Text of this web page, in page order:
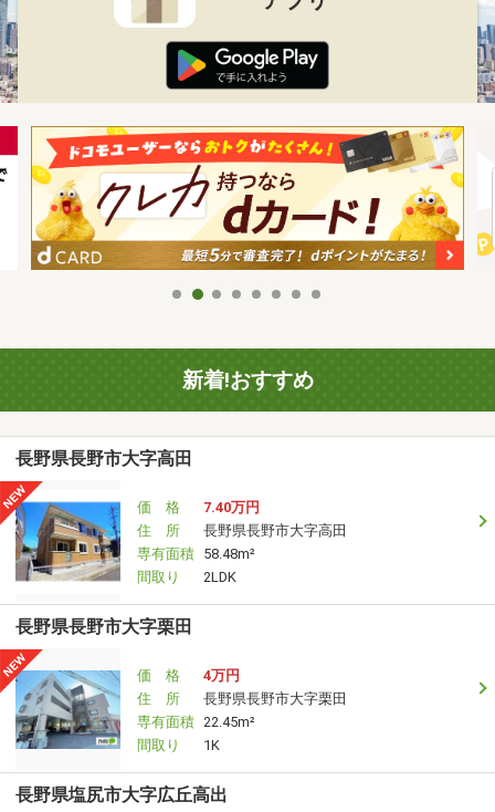
新着!おすすめ
長野県長野市大字高田
価 格
7.40万円
住 所
長野県長野市大字高田
専有面積 58.48m²
間取り
2LDK
長野県長野市大字栗田
価 格
4万円
住 所
長野県長野市大字栗田
専有面積 22.45m²
間取り
1K
長野県塩尻市大字広丘高出